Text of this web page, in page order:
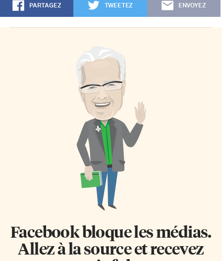
PARTAGEZ TWEETEZ ENVOYEZ
Facebook bloque les médias.
Allez à la source et recevez